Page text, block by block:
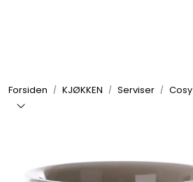
Forsiden KJØKKEN Serviser Cosy
UTEMILJØ
VERKTØY